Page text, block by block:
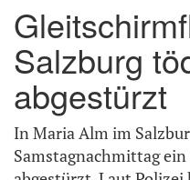
Salzburg
abgestürzt
In Maria Alm im
Samstagnachmittag